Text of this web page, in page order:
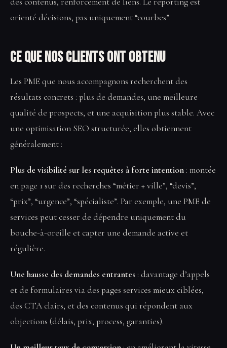
orienté décisions, pas uniquement “courbes”.
Ce que nos clients ont obtenu
Les PME que nous accompagnons recherchent des
résultats concrets : plus de demandes, une meilleure
qualité de prospects, et une acquisition plus stable. Avec
une optimisation SEO structurée, elles obtiennent
généralement :
Plus de visibilité sur les requêtes à forte intention : montée
en page 1 sur des recherches “métier + ville”, “devis”,
“prix”, “urgence”, “spécialiste”. Par exemple, une PME de
services peut cesser de dépendre uniquement du
bouche-à-oreille et capter une demande active et
régulière.
Une hausse des demandes entrantes : davantage d’appels
et de formulaires via des pages services mieux ciblées,
des CTA clairs, et des contenus qui répondent aux
objections (délais, prix, process, garanties).